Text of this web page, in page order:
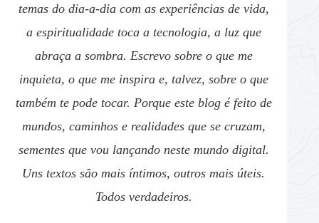
temas do dia-a-dia com as experiências de vida,
a espiritualidade toca a tecnologia, a luz que
abraça a sombra. Escrevo sobre o que me
inquieta, o que me inspira e, talvez, sobre o que
também te pode tocar. Porque este blog é feito de
mundos, caminhos e realidades que se cruzam,
sementes que vou lançando neste mundo digital.
Uns textos são mais íntimos, outros mais úteis.
Todos verdadeiros.